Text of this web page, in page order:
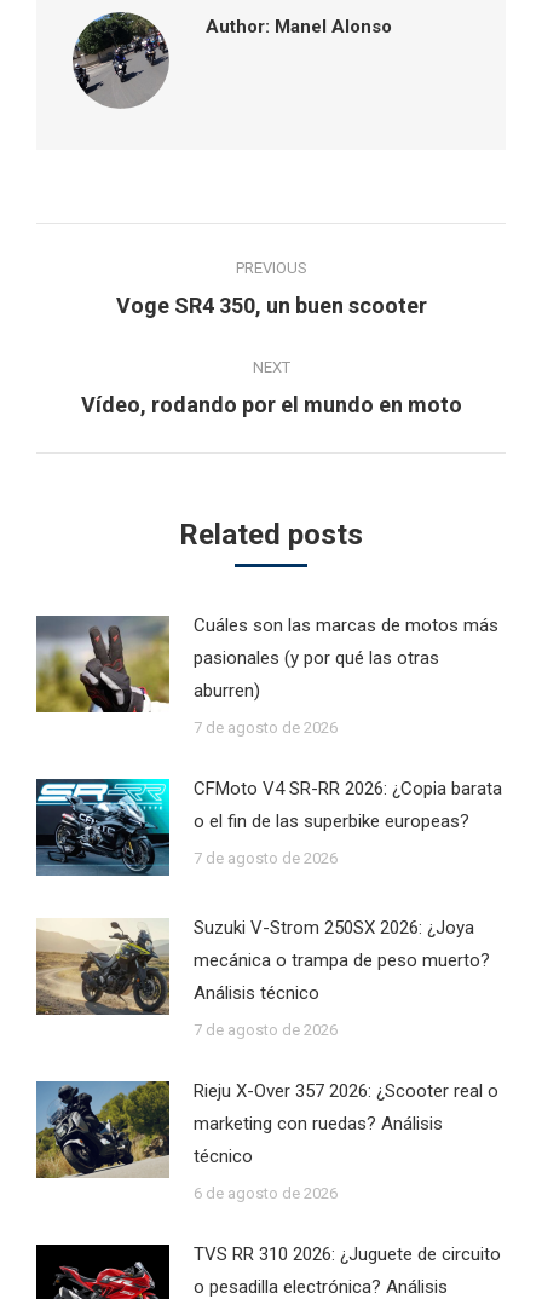
Author: Manel Alonso
navigation
PREVIOUS
Previous
Voge SR4 350, un buen scooter
NEXT
Next
Vídeo, rodando por el mundo en moto
Related posts
Cuáles son las marcas de motos más
pasionales (y por qué las otras
aburren)
7 de agosto de 2026
CFMoto V4 SR-RR 2026: ¿Copia barata
o el fin de las superbike europeas?
7 de agosto de 2026
Suzuki V-Strom 250SX 2026: ¿Joya
mecánica o trampa de peso muerto?
Análisis técnico
7 de agosto de 2026
Rieju X-Over 357 2026: ¿Scooter real o
marketing con ruedas? Análisis
técnico
6 de agosto de 2026
TVS RR 310 2026: ¿Juguete de circuito
o pesadilla electrónica? Análisis